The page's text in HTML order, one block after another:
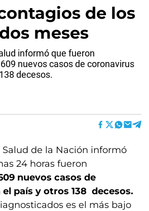
de los
meses
informó que fueron
nuevos casos de coronavirus
decesos.
de la Nación informó
24 horas fueron
nuevos casos de
país y otros 138 decesos.
es el más bajo